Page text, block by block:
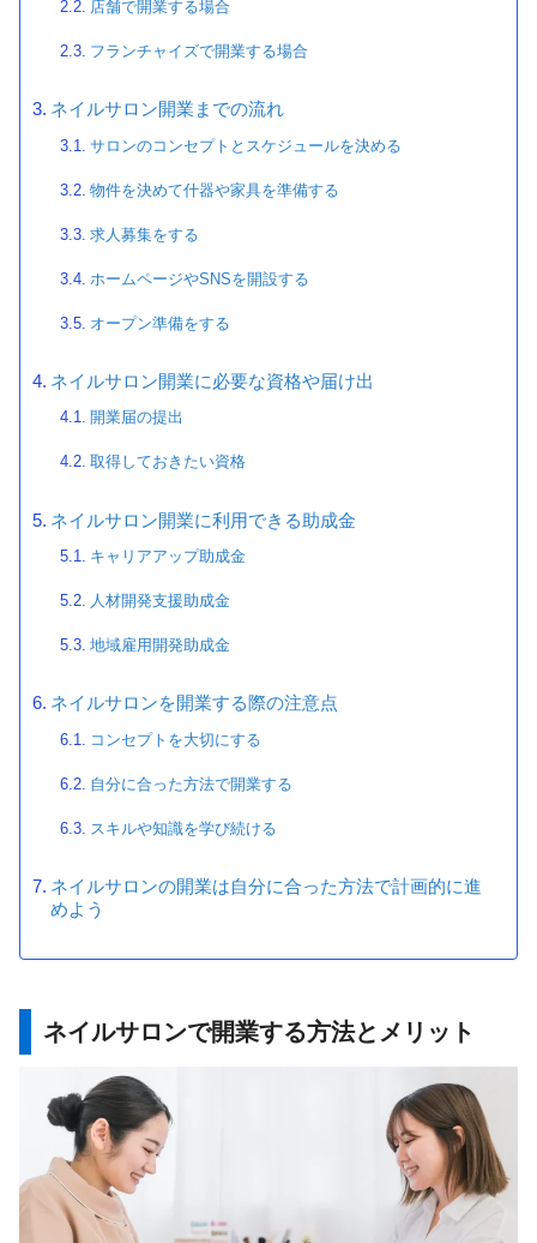
店舗で開業する場合
フランチャイズで開業する場合
ネイルサロン開業までの流れ
サロンのコンセプトとスケジュールを決める
物件を決めて什器や家具を準備する
求人募集をする
ホームページやSNSを開設する
オープン準備をする
ネイルサロン開業に必要な資格や届け出
開業届の提出
取得しておきたい資格
ネイルサロン開業に利用できる助成金
キャリアアップ助成金
人材開発支援助成金
地域雇用開発助成金
ネイルサロンを開業する際の注意点
コンセプトを大切にする
自分に合った方法で開業する
スキルや知識を学び続ける
ネイルサロンの開業は自分に合った方法で計画的に進
めよう
ネイルサロンで開業する方法とメリット